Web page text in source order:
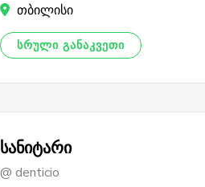
თბილისი
ᲡᲠᲣᲚᲘ ᲒᲐᲜᲐᲙᲕᲔᲗᲘ
სანიტარი
denticio